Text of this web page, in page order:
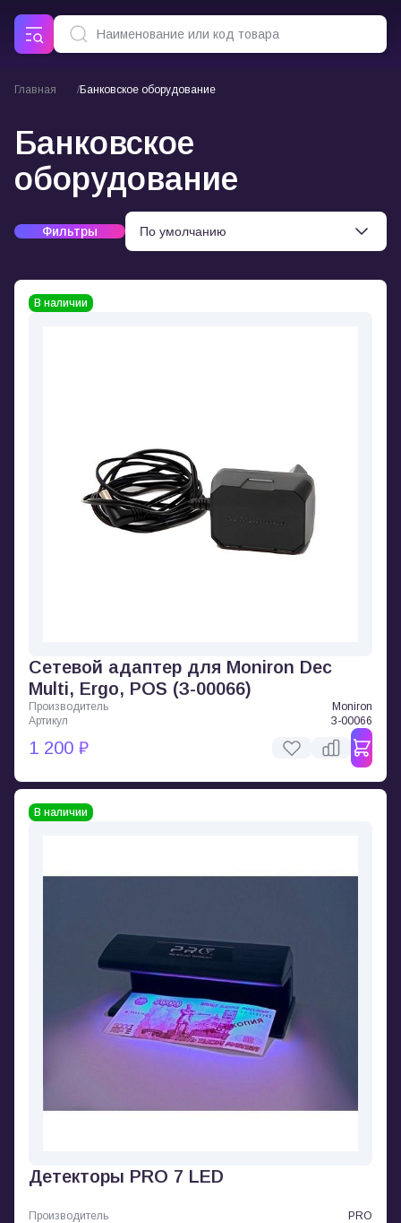
Главная Банковское оборудование
Банковское
оборудование
Фильтры
В наличии
Сетевой адаптер для Moniron Dec
Multi, Ergo, POS (З-00066)
Производитель
Moniron
Артикул
З-00066
1 200 ₽
В наличии
Детекторы PRO 7 LED
Производитель
PRO